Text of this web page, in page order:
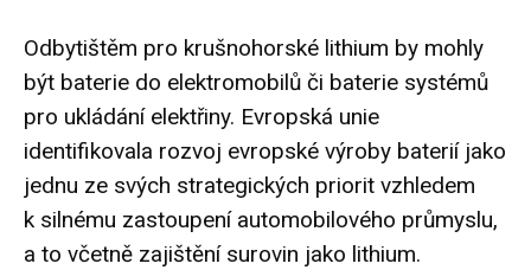
Odbytištěm pro krušnohorské lithium by mohly
být baterie do elektromobilů či baterie systémů
pro ukládání elektřiny. Evropská unie
identifikovala rozvoj evropské výroby baterií jako
jednu ze svých strategických priorit vzhledem
k silnému zastoupení automobilového průmyslu,
a to včetně zajištění surovin jako lithium.